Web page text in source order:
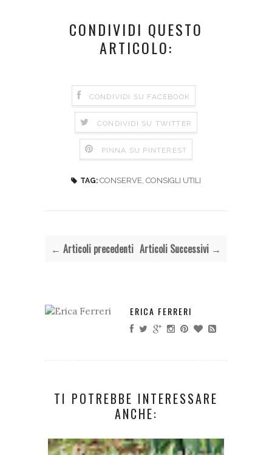
CONDIVIDI QUESTO
ARTICOLO:
CONDIVIDI SU FACEBOOK
CONDIVIDI SU TWITTER
PINNA SU PINTEREST
TAG: CONSERVE, CONSIGLI UTILI
← Articoli precedenti Articoli Successivi →
ERICA FERRERI
TI POTREBBE INTERESSARE
ANCHE: